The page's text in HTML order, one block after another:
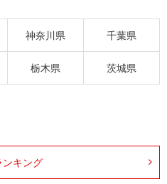
神奈川県 千葉県
栃木県 茨城県
ンキング